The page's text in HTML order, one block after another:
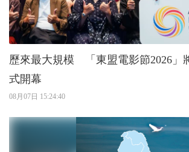
歷來最大規模 「東盟電影節2026」
式開幕
08月07日 15:24:40